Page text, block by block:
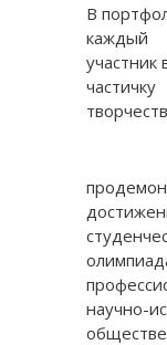
В
каждый
участник
частичку
научно-